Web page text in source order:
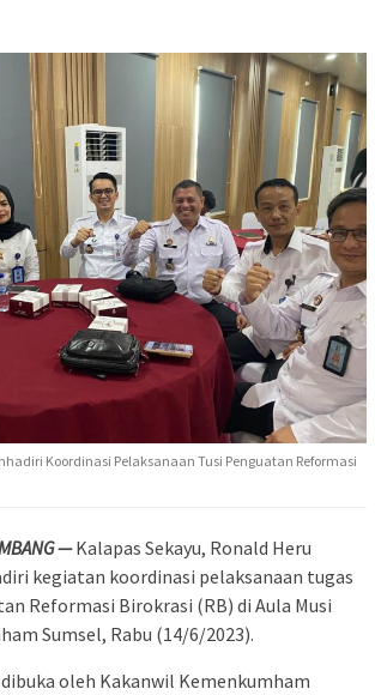
Koordinasi Pelaksanaan Tusi Penguatan Reformasi
— Kalapas Sekayu, Ronald Heru
kegiatan koordinasi pelaksanaan tugas
Reformasi Birokrasi (RB) di Aula Musi
Sumsel, Rabu (14/6/2023).
oleh Kakanwil Kemenkumham